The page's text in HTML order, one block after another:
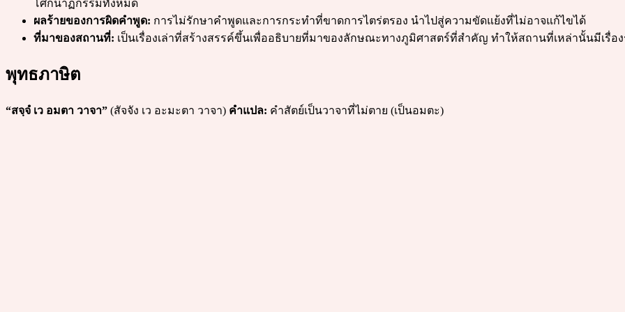
โศกนาฏกรรมทั้งหมด
ผลร้ายของการผิดคำพูด: การไม่รักษาคำพูดและการกระทำที่ขาดการไตร่ตรอง นำไปสู่ความขัดแย้งที่ไม่อาจแก้ไขได้
ที่มาของสถานที่: เป็นเรื่องเล่าที่สร้างสรรค์ขึ้นเพื่ออธิบายที่มาของลักษณะทางภูมิศาสตร์ที่สำคัญ ทำให้สถานที่เหล่านั้นมีเรื่อ
พุทธภาษิต
“สจฺจํ เว อมตา วาจา” (สัจจัง เว อะมะตา วาจา) คำแปล: คำสัตย์เป็นวาจาที่ไม่ตาย (เป็นอมตะ)